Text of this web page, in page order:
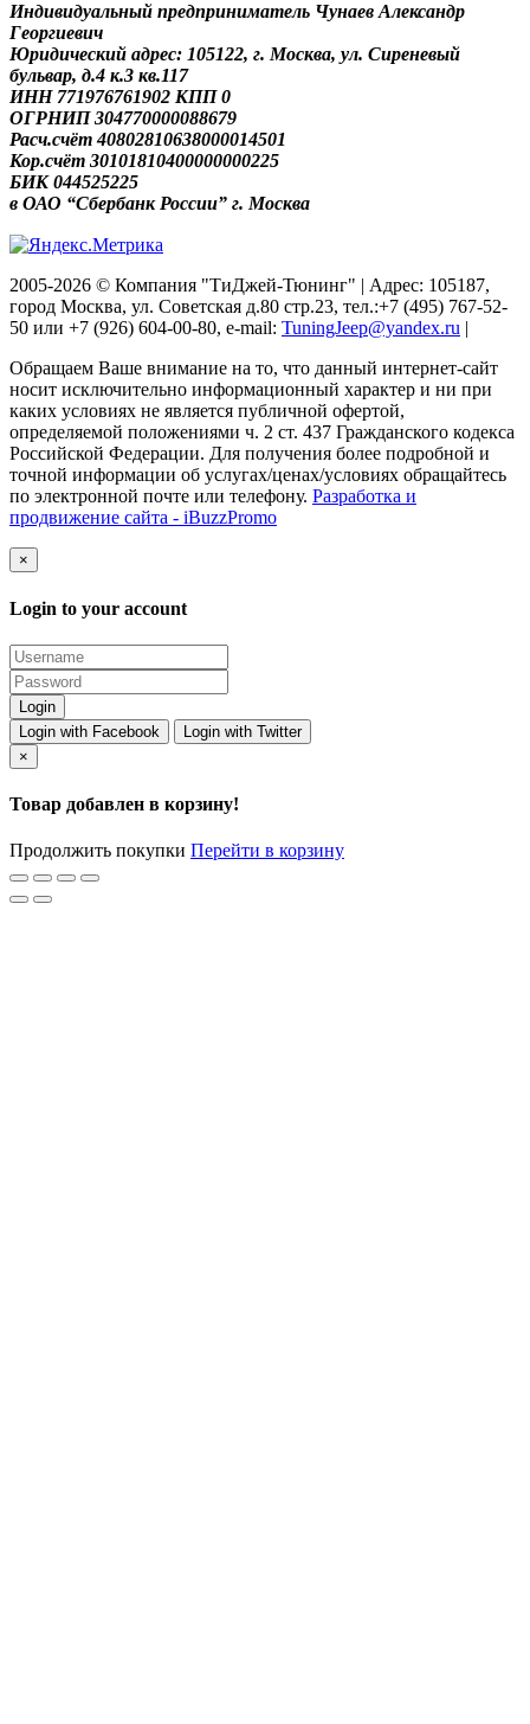
Индивидуальный предприниматель Чунаев Александр
Георгиевич
Юридический адрес: 105122, г. Москва, ул. Сиреневый
бульвар, д.4 к.3 кв.117
ИНН 771976761902 КПП 0
ОГРНИП 304770000088679
Расч.счёт 40802810638000014501
Кор.счёт 30101810400000000225
БИК 044525225
в ОАО “Сбербанк России” г. Москва
2005-2026 © Компания "ТиДжей-Тюнинг" | Адрес: 105187,
город Москва, ул. Советская д.80 стр.23, тел.:+7 (495) 767-52-
50 или +7 (926) 604-00-80, e-mail: TuningJeep@yandex.ru |
Обращаем Ваше внимание на то, что данный интернет-сайт
носит исключительно информационный характер и ни при
каких условиях не является публичной офертой,
определяемой положениями ч. 2 ст. 437 Гражданского кодекса
Российской Федерации. Для получения более подробной и
точной информации об услугах/ценах/условиях обращайтесь
по электронной почте или телефону. Разработка и
продвижение сайта - iBuzzPromo
×
Login to your account
Login with Facebook
Login with Twitter
×
Товар добавлен в корзину!
Продолжить покупки Перейти в корзину